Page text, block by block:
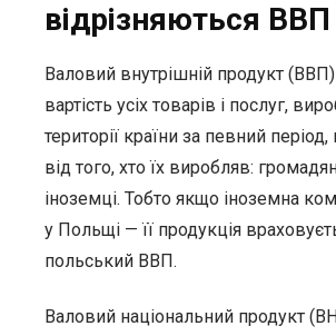
відрізняються
Валовий внутрішній продукт
вартість усіх товарів і послуг,
території країни за певний
від того, хто їх виробляв:
іноземці. Тобто якщо іноземна
у Польщі — її продукція
польський ВВП.
Валовий національний продукт